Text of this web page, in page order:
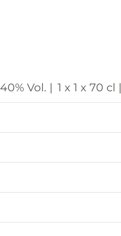
40% Vol. | 1 x 1 x 70 cl |